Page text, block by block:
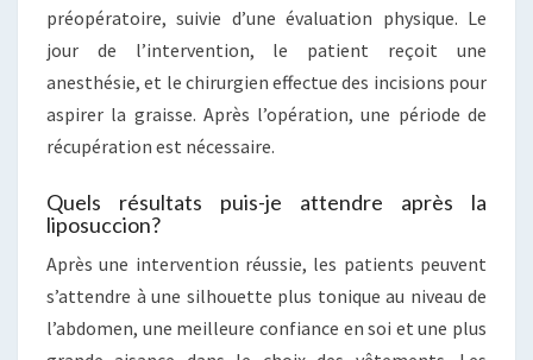
préopératoire, suivie d’une évaluation physique. Le
jour de l’intervention, le patient reçoit une
anesthésie, et le chirurgien effectue des incisions pour
aspirer la graisse. Après l’opération, une période de
récupération est nécessaire.
Quels résultats puis-je attendre après la
liposuccion?
Après une intervention réussie, les patients peuvent
s’attendre à une silhouette plus tonique au niveau de
l’abdomen, une meilleure confiance en soi et une plus